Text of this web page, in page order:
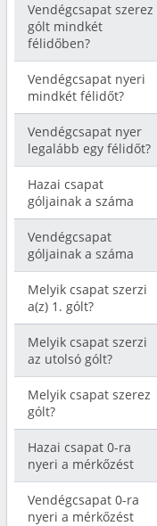
Vendégcsapat szerez
gólt mindkét
félidőben?
Vendégcsapat nyeri
mindkét félidőt?
Vendégcsapat nyer
legalább egy félidőt?
Hazai csapat
góljainak a száma
Vendégcsapat
góljainak a száma
Melyik csapat szerzi
a(z) 1. gólt?
Melyik csapat szerzi
az utolsó gólt?
Melyik csapat szerez
gólt?
Hazai csapat 0-ra
nyeri a mérkőzést
Vendégcsapat 0-ra
nyeri a mérkőzést